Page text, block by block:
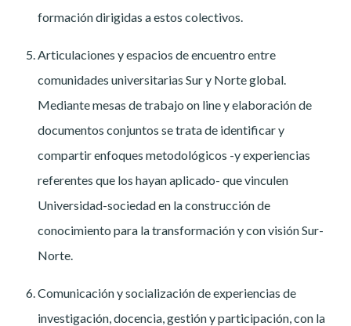
formación dirigidas a estos colectivos.
Articulaciones y espacios de encuentro entre
comunidades universitarias Sur y Norte global.
Mediante mesas de trabajo on line y elaboración de
documentos conjuntos se trata de identificar y
compartir enfoques metodológicos -y experiencias
referentes que los hayan aplicado- que vinculen
Universidad-sociedad en la construcción de
conocimiento para la transformación y con visión Sur-
Norte.
Comunicación y socialización de experiencias de
investigación, docencia, gestión y participación, con la